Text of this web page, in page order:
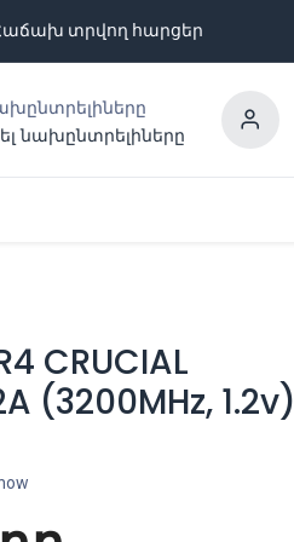
տրվող հարցեր
նախընտրելիները
CRUCIAL
(3200MHz, 1.2v)